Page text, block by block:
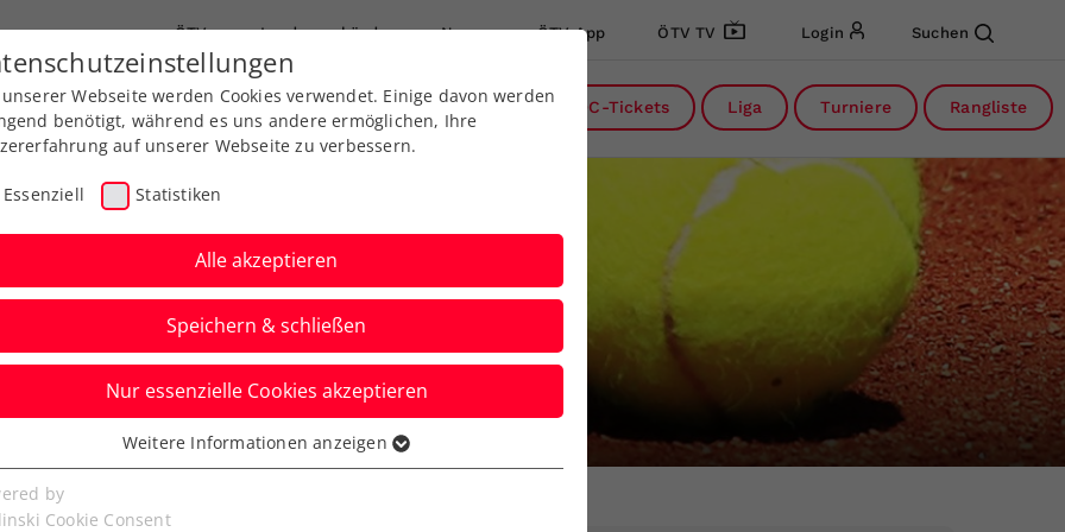
ÖTV Landesverbände News ÖTV App ÖTV TV Login Suchen
Ausbildung Services Über uns DC-Tickets Liga Turniere Rangliste
Aktuelle News
Webseite werden Cookies verwendet. Einige davon werden
benötigt, während es uns andere ermöglichen, Ihre
auf unserer Webseite zu verbessern.
Essenziell Statistiken
Alle akzeptieren
Speichern & schließen
Nur essenzielle Cookies akzeptieren
Cookies werden für grundlegende Funktionen der
benötigt. Dadurch ist gewährleistet, dass die Webseite
Weitere Informationen anzeigen
by
Cookie Consent